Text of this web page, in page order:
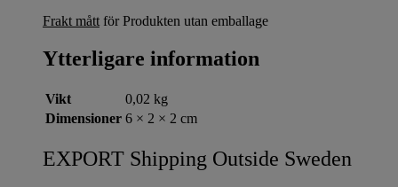
Frakt mått för Produkten utan emballage
Ytterligare information
Vikt
0,02 kg
Dimensioner 6 × 2 × 2 cm
EXPORT Shipping Outside Sweden